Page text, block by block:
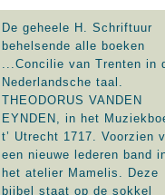
De geheele H. Schriftuur
behelsende alle boeken
...Concilie van Trenten in
Nederlandsche taal.
THEODORUS VANDEN
EYNDEN, in het
t’ Utrecht 1717. Voorzien
een nieuwe lederen band
het atelier Mamelis. Deze
bijbel staat op de sokkel